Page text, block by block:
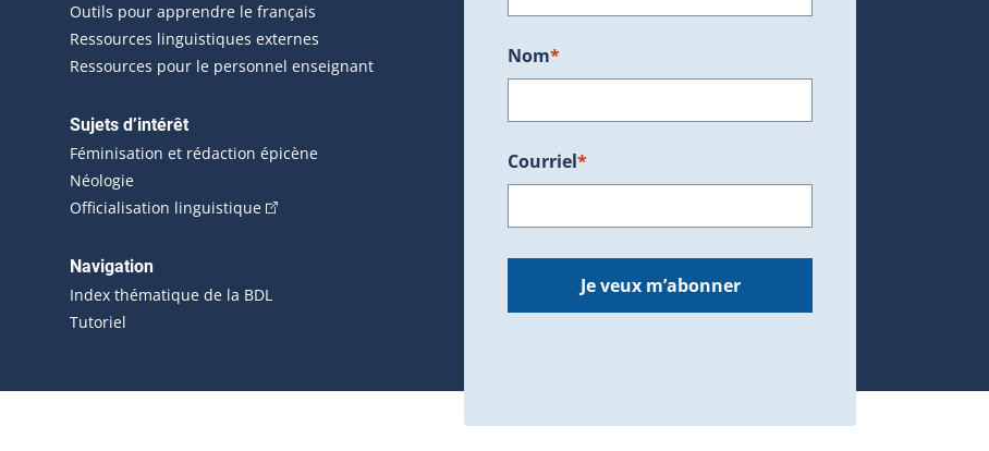
externe s'ouvrira dans une nouvelle fenêtre.)
s'ouvrira dans une nouvelle fenêtre.)
s'ouvrira dans une nouvelle fenêtre.)
dans une nouvelle fenêtre.)
Outils pour apprendre le français
Ressources linguistiques externes
Ressources pour le personnel enseignant
Sujets d’intérêt
Féminisation et rédaction épicène
Néologie
Officialisation linguistique(Cet hyperlien externe s'ouvrira dans une nouvelle fenêtre.)
Navigation
Index thématique de la BDL
Tutoriel
Nom*
Courriel*
Je veux m’abonner